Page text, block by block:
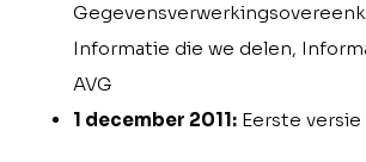
Informatie die we delen,
AVG
1 december 2011: Eerste versie